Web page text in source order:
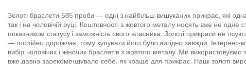
Золоті браслети 585 проби — одні з найбільш вишуканих прикрас, які
так і на чоловічій руці. Коштовності з жовтого металу носять вже не одне
показником статусу і заможність свого власника. Золоті прикраси не
— постійно дорожчає, тому купувати його було вигідно завжди.
вибір чоловічих і жіночих браслетів з жовтого металу. Ми використовуємо
вже давно зарекомендувало себе, як краще для прикрас. Наші золоті